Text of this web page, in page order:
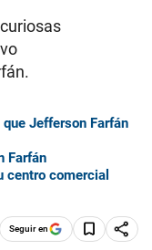
Jefferson Farfán
Farfán
centro comercial
Seguir en